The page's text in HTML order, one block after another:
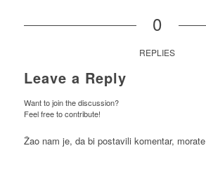
0
REPLIES
Leave a Reply
Want to join the discussion?
Feel free to contribute!
Žao nam je, da bi postavili komentar, morate